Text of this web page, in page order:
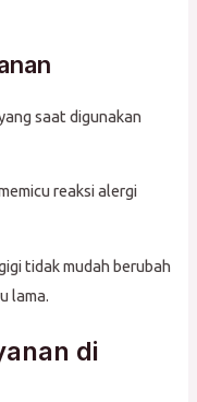
saat digunakan
reaksi alergi
tidak mudah berubah
lama.
di